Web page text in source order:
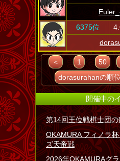
6375位
＜ 1 50
dorasurahanの順
開催中の
第14回王位戦棋士団の
OKAMURA フィノラ
ズ天帝戦
2026年OKAMURAグ